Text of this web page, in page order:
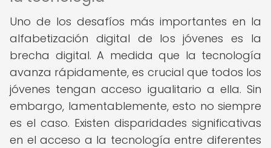
Uno de los desafíos más importantes en la
alfabetización digital de los jóvenes es la
brecha digital. A medida que la tecnología
avanza rápidamente, es crucial que todos los
jóvenes tengan acceso igualitario a ella. Sin
embargo, lamentablemente, esto no siempre
es el caso. Existen disparidades significativas
en el acceso a la tecnología entre diferentes